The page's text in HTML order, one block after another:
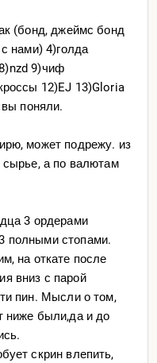
(бонд, джеймс бонд
нами) 4)голда
9)чиф
12)EJ 13)Gloria
поняли.
может подрежу. из
сырье, а по валютам
3 ордерами
полными стопами.
на откате после
вниз с парой
пин. Мысли о том,
ниже были,да и до
скрин влепить,